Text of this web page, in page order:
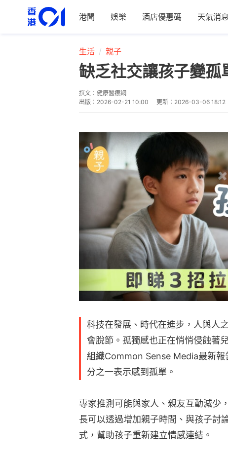
港聞 娛樂 酒店優惠碼 天氣消息
生活 親子
缺乏社交讓孩子變
撰文： 健康醫療網
出版： 2026-02-21 10:00 更新： 2026-03-06 18:12
科技在發展、時代在進步，人與人
會脫節。孤獨感也正在悄悄侵蝕著
組織Common Sense Media最新報
分之一表示感到孤單。
專家推測可能與家人、親友互動減少
長可以透過增加親子時間、與孩子討
式，幫助孩子重新建立情感連結。